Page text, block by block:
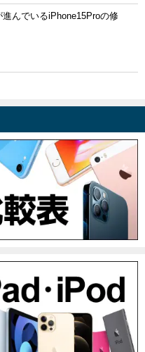
んでいるiPhone15Proの修